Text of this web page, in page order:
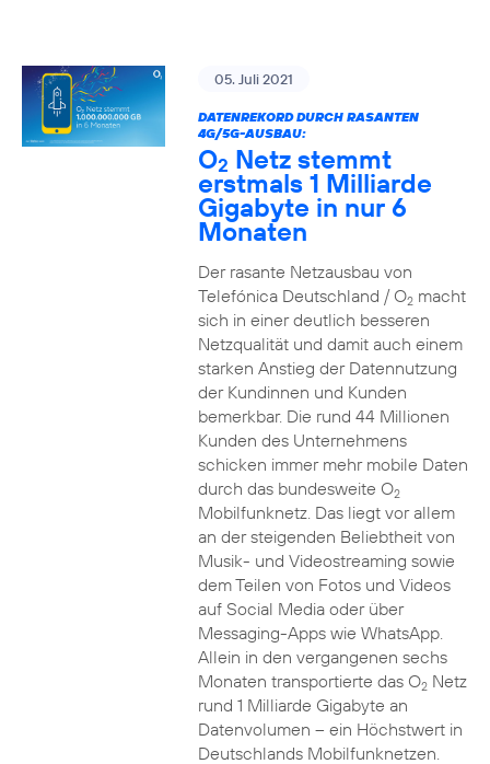
05. Juli 2021
DATENREKORD DURCH RASANTEN
4G/5G-AUSBAU:
O2 Netz stemmt
erstmals 1 Milliarde
Gigabyte in nur 6
Monaten
Der rasante Netzausbau von
Telefónica Deutschland / O2macht
sich in einer deutlich besseren
Netzqualität und damit auch einem
starken Anstieg der Datennutzung
der Kundinnen und Kunden
bemerkbar. Die rund 44 Millionen
Kunden des Unternehmens
schicken immer mehr mobile Daten
durch das bundesweite O2
Mobilfunknetz. Das liegt vor allem
an der steigenden Beliebtheit von
Musik- und Videostreaming sowie
dem Teilen von Fotos und Videos
auf Social Media oder über
Messaging-Apps wie WhatsApp.
Allein in den vergangenen sechs
Monaten transportierte das O2Netz
rund 1 Milliarde Gigabyte an
Datenvolumen – ein Höchstwert in
Deutschlands Mobilfunknetzen.